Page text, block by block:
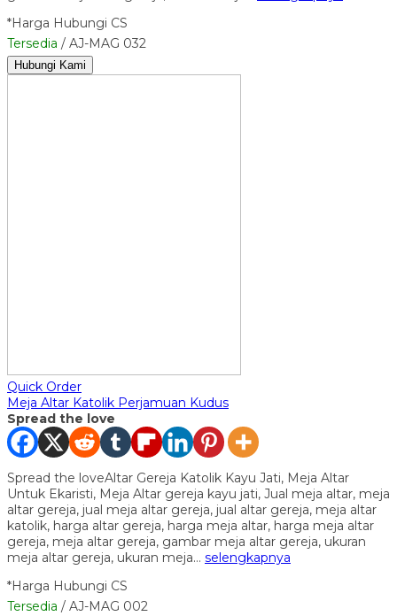
*Harga Hubungi CS
Tersedia / AJ-MAG 032
Hubungi Kami
Quick Order
Meja Altar Katolik Perjamuan Kudus
Spread the love
Spread the loveAltar Gereja Katolik Kayu Jati, Meja Altar
Untuk Ekaristi, Meja Altar gereja kayu jati, Jual meja altar, meja
altar gereja, jual meja altar gereja, jual altar gereja, meja altar
katolik, harga altar gereja, harga meja altar, harga meja altar
gereja, meja altar gereja, gambar meja altar gereja, ukuran
meja altar gereja, ukuran meja… selengkapnya
*Harga Hubungi CS
Tersedia / AJ-MAG 002